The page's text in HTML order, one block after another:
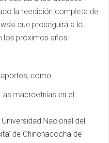
la reedición completa de
que proseguirá a lo
los próximos años.
como:
macroetnías en el
Nacional del
de Chinchacocha de